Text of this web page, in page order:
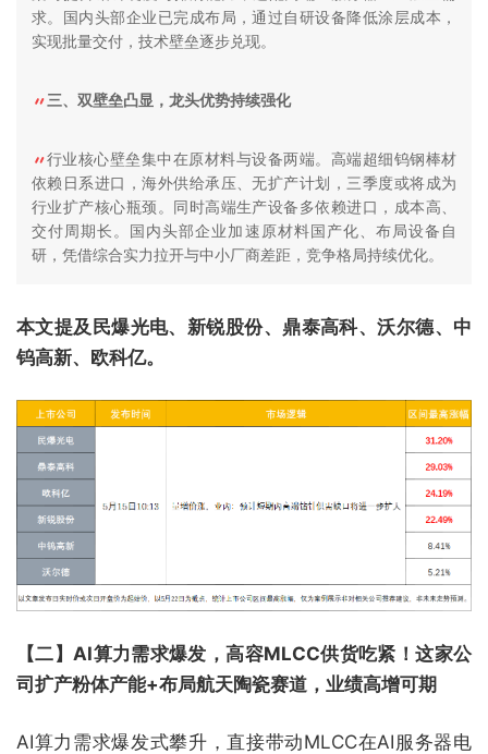
求。国内头部企业已完成布局，通过自研设备降低涂层成本，
实现批量交付，技术壁垒逐步兑现。
三、双壁垒凸显，龙头优势持续强化
行业核心壁垒集中在原材料与设备两端。高端超细钨钢棒材
依赖日系进口，海外供给承压、无扩产计划，三季度或将成为
行业扩产核心瓶颈。同时高端生产设备多依赖进口，成本高、
交付周期长。国内头部企业加速原材料国产化、布局设备自
研，凭借综合实力拉开与中小厂商差距，竞争格局持续优化。
本文提及民爆光电、新锐股份、鼎泰高科、沃尔德、中
钨高新、欧科亿。
【二】AI算力需求爆发，高容MLCC供货吃紧！这家公
司扩产粉体产能+布局航天陶瓷赛道，业绩高增可期
AI算力需求爆发式攀升，直接带动MLCC在AI服务器电